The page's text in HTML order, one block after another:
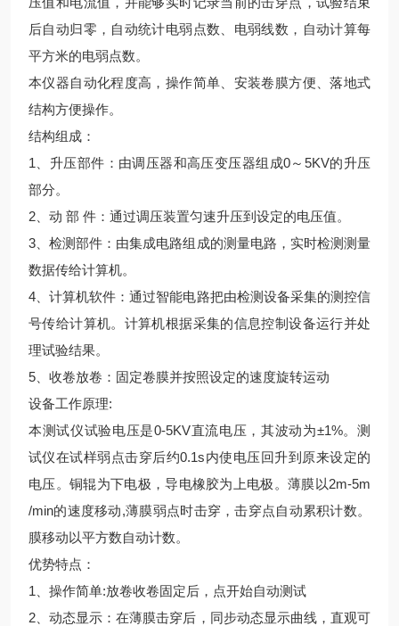
后自动归零，自动统计电弱点数、电弱线数，自动计算每
平方米的电弱点数。
本仪器自动化程度高，操作简单、安装卷膜方便、落地式
结构方便操作。
结构组成：
1、升压部件：由调压器和高压变压器组成0～5KV的升压
部分。
2、动 部 件：通过调压装置匀速升压到设定的电压值。
3、检测部件：由集成电路组成的测量电路，实时检测测量
数据传给计算机。
4、计算机软件：通过智能电路把由检测设备采集的测控信
号传给计算机。计算机根据采集的信息控制设备运行并处
理试验结果。
5、收卷放卷：固定卷膜并按照设定的速度旋转运动
设备工作原理:
本测试仪试验电压是0-5KV直流电压，其波动为±1%。测
试仪在试样弱点击穿后约0.1s内使电压回升到原来设定的
电压。铜辊为下电极，导电橡胶为上电极。薄膜以2m-5m
/min的速度移动,薄膜弱点时击穿，击穿点自动累积计数。
膜移动以平方数自动计数。
优势特点：
1、操作简单:放卷收卷固定后，点开始自动测试
2、动态显示：在薄膜击穿后，同步动态显示曲线，直观可